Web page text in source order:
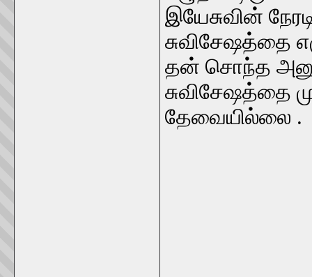
இயேசுவின்
சுவிசேஷத்தை
தன் சொந்த
சுவிசேஷத்தை
தேவையில்லை .